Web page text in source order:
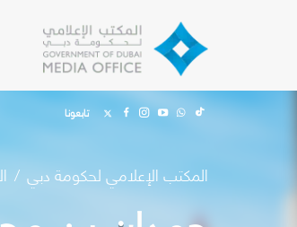
تابعونا
المكتب الإعلامي لحكومة دبي